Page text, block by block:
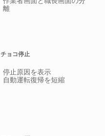
離
チョコ停止
停止原因を表示
自動運転復帰を短縮